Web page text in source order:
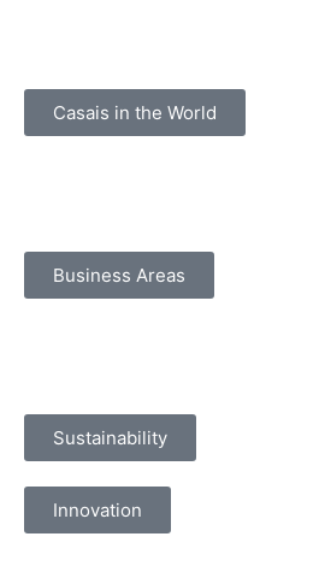
Casais in the World
Business Areas
Sustainability
Innovation